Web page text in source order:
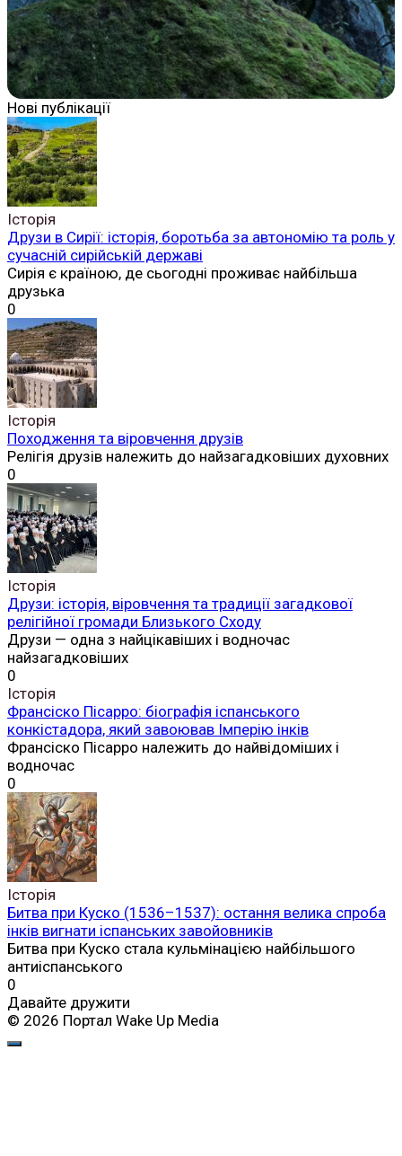
Нові публікації
Історія
Друзи в Сирії: історія, боротьба за автономію та роль у
сучасній сирійській державі
Сирія є країною, де сьогодні проживає найбільша
друзька
0
Історія
Походження та віровчення друзів
Релігія друзів належить до найзагадковіших духовних
0
Історія
Друзи: історія, віровчення та традиції загадкової
релігійної громади Близького Сходу
Друзи — одна з найцікавіших і водночас
найзагадковіших
0
Історія
Франсіско Пісарро: біографія іспанського
конкістадора, який завоював Імперію інків
Франсіско Пісарро належить до найвідоміших і
водночас
0
Історія
Битва при Куско (1536–1537): остання велика спроба
інків вигнати іспанських завойовників
Битва при Куско стала кульмінацією найбільшого
антиіспанського
0
Давайте дружити
© 2026 Портал Wake Up Media